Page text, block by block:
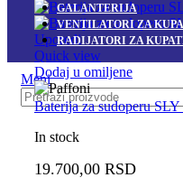
GALANTERIJA
VENTILATORI ZA
RADIJATORI ZA
Meni
Uporedi
Quick view
Dodaj u omiljene
Baterija za sudoperu SLY
In stock
19.700,00 RSD